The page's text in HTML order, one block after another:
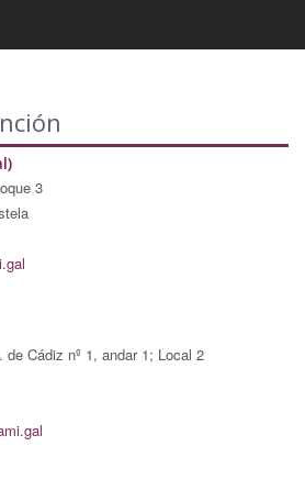
3
Cádiz nº 1, andar 1; Local 2